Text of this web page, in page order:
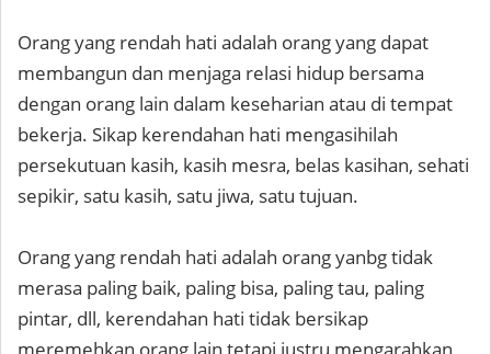
Orang yang rendah hati adalah orang yang dapat
membangun dan menjaga relasi hidup bersama
dengan orang lain dalam keseharian atau di tempat
bekerja. Sikap kerendahan hati mengasihilah
persekutuan kasih, kasih mesra, belas kasihan, sehati
sepikir, satu kasih, satu jiwa, satu tujuan.
Orang yang rendah hati adalah orang yanbg tidak
merasa paling baik, paling bisa, paling tau, paling
pintar, dll, kerendahan hati tidak bersikap